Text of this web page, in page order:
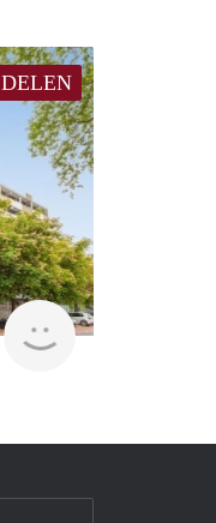
DELEN
finder